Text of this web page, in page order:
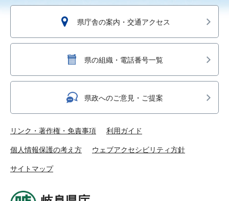
県庁舎の案内・交通アクセス
県の組織・電話番号一覧
県政へのご意見・ご提案
リンク・著作権・免責事項 利用ガイド
個人情報保護の考え方 ウェブアクセシビリティ方針
サイトマップ